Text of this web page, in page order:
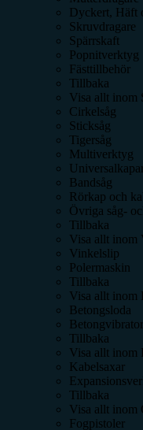
Dyckert, Häft
Skruvdragare
Spärrskaft
Popnitverktyg
Fästtillbehör
Tillbaka
Visa allt inom
Cirkelsåg
Sticksåg
Tigersåg
Multiverktyg
Bandsåg
Rörkap och
Övriga såg-
Tillbaka
Visa allt inom
Vinkelslip
Polermaskin
Tillbaka
Visa allt inom
Betongsloda
Betongvibrator
Tillbaka
Visa allt inom
Kabelsaxar
Tillbaka
Visa allt inom
Fogpistoler